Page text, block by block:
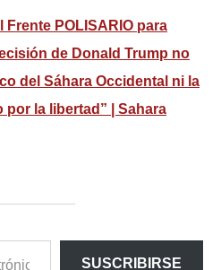
Frente POLISARIO para
de Donald Trump no
del Sáhara Occidental ni la
por la libertad” | Sahara
SUSCRIBIRSE